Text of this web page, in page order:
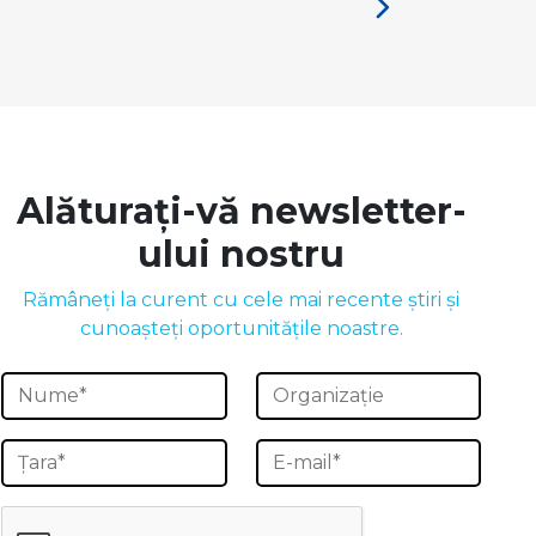
Alăturați-vă newsletter-
ului nostru
Rămâneți la curent cu cele mai recente știri și
cunoașteți oportunitățile noastre.